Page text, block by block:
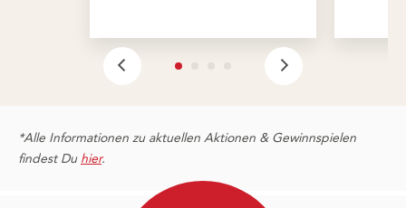
*Alle Informationen zu aktuellen Aktionen & Gewinnspielen
findest Du hier.